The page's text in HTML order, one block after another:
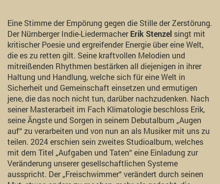
Eine Stimme der Empörung gegen die Stille der Zerstörung.
Der Nürnberger Indie-LiedermacherErik Stenzel singt mit
kritischer Poesie und ergreifender Energie über eine Welt,
die es zu retten gilt. Seine kraftvollen Melodien und
mitreißenden Rhythmen bestärken all diejenigen in ihrer
Haltung und Handlung, welche sich für eine Welt in
Sicherheit und Gemeinschaft einsetzen und ermutigen
jene, die das noch nicht tun, darüber nachzudenken. Nach
seiner Masterarbeit im Fach Klimatologie beschloss Erik,
seine Ängste und Sorgen in seinem Debutalbum „Augen
auf“ zu verarbeiten und von nun an als Musiker mit uns zu
teilen. 2024 erschien sein zweites Studioalbum, welches
mit dem Titel „Aufgaben und Taten“ eine Einladung zur
Veränderung unserer gesellschaftlichen Systeme
ausspricht. Der „Freischwimmer“ verändert durch seinen